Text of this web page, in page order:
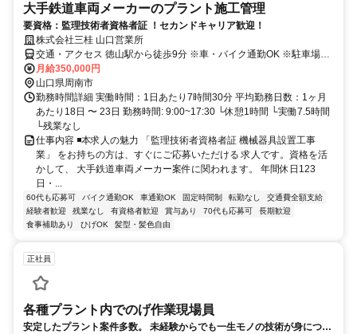
大手鉄道車両メーカーのプラント施工管理
要資格：監理技術者資格者証 ！セカンドキャリア歓迎！
株式会社三桂 山口営業所
交通・アクセス 徳山駅から徒歩9分 ※車・バイク通勤OK ※駐車場あ
り
月給350,000円
山口県周南市
勤務時間詳細 実働時間：1日あたり7時間30分 平均勤務日数：1ヶ月
あたり18日 〜 23日 勤務時間: 9:00~17:30 └休憩1時間 └実働7.5時間
└残業なし
仕事内容 ◾️本求人の魅力 「監理技術者資格者証 機械器具設置工事
業」 をお持ちの方は、すぐにご応募いただける 求人です。資格を活
かして、 大手鉄道車両メーカー案件に関われます。 年間休日123
日・...
60代も応募可 バイク通勤OK 車通勤OK 固定時間制 転勤なし
交通費全額支給
経験者歓迎
残業なし 有資格者歓迎 賞与あり 70代も応募可
長期歓迎
食事補助あり
ひげOK 髪型・髪色自由
正社員
各種プラント内でのげ作業現場員
安定したプラント案件多数。 未経験からでも一生モノの技術が身につき